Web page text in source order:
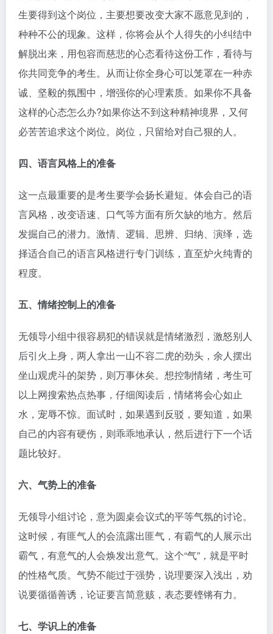
生要得到这个岗位，主要想要改变大家不愿意见到的，
种种不公的现象。这样，你将会从个人得失的小纠结中
解脱出来，用包容而慈悲的心态看待这份工作，看待与
你共同竞争的考生。从而让你全身心可以笼罩在一种赤
诚、坚毅的氛围中，增强你的心理素质。如果你不具备
这样的心态怎么办?如果你达不到这种精神境界，又何
必苦苦追求这个岗位。岗位，只留给对自己狠的人。
四、语言风格上的准备
这一点最重要的是考生要学会扬长避短。体会自己的语
言风格，改变语速、口气等方面有所欠缺的地方。然后
发掘自己的潜力。激情、逻辑、思辨、归纳、演绎，选
择适合自己的语言风格进行专门训练，直至炉火纯青的
程度。
五、情绪控制上的准备
无领导小组中很容易犯的错误就是情绪激烈，激怒别人
后引火上身，两人拿出一山不容二虎的劲头，余人摆出
坐山观虎斗的架势，则万事休矣。想控制情绪，考生可
以上网搜索热点热事，仔细阅读后，情绪将会心如止
水，宠辱不惊。面试时，如果遇到反驳，要知道，如果
自己的内容有硬伤，则乖乖地承认，然后进行下一个话
题比较好。
六、气势上的准备
无领导小组讨论，意为圆桌会议式的平等气氛的讨论。
这时候，有匪气人的会流露出匪气，有霸气的人展示出
霸气，有意气的人会焕发出意气。这个“气”，就是平时
的性格气质。气势不能过于强势，说理要深入浅出，劝
说要循循善诱，论证要言简意赅，表态要铿锵有力。
七、学识上的准备